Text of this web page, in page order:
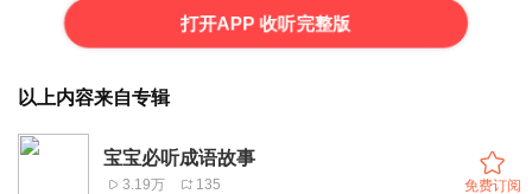
打开APP 收听完整版
以上内容来自专辑
宝宝必听成语故事
3.19万 135 免费订阅